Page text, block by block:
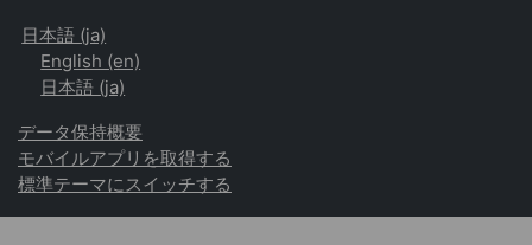
日本語 ‎(ja)‎
English ‎(en)‎
日本語 ‎(ja)‎
データ保持概要
モバイルアプリを取得する
標準テーマにスイッチする